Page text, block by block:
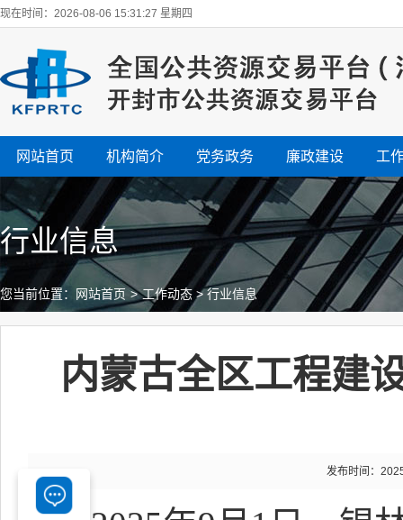
现在时间：2026-08-06 15:31:28 星期四
网站首页 机构简介 党务政务 廉政建设 工
行业信息
您当前位置： 网站首页 > 工作动态 >行业信息
内蒙古全区工程建
发布时间：